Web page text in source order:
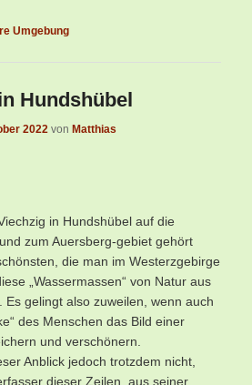
Umgebung
Hundshübel
2022 vonMatthias
in Hundshübel auf die
zum Auersberg-gebiet gehört
die man im Westerzgebirge
„Wassermassen“ von Natur aus
Es gelingt also zuweilen, wenn auch
des Menschen das Bild einer
und verschönern.
Anblick jedoch trotzdem nicht,
dieser Zeilen, aus seiner